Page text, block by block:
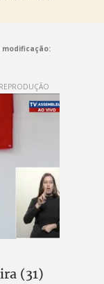
modificação:
REPRODUÇÃO
(31)